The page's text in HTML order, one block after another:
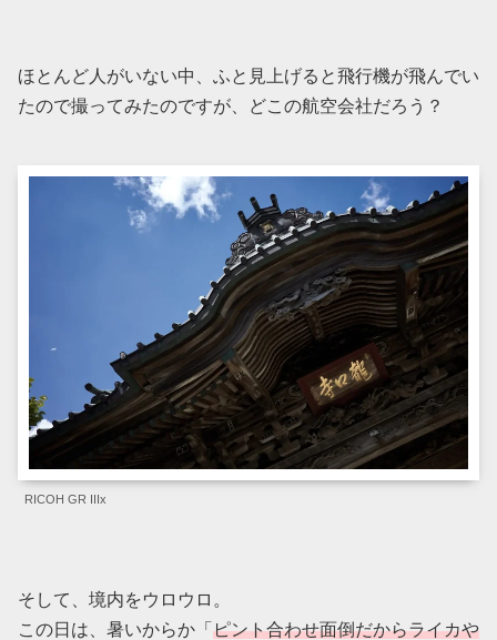
ほとんど人がいない中、ふと見上げると飛行機が飛んでい
たので撮ってみたのですが、どこの航空会社だろう？
RICOH GR IIIx
そして、境内をウロウロ。
この日は、暑いからか「 ピント合わせ面倒だからライカや